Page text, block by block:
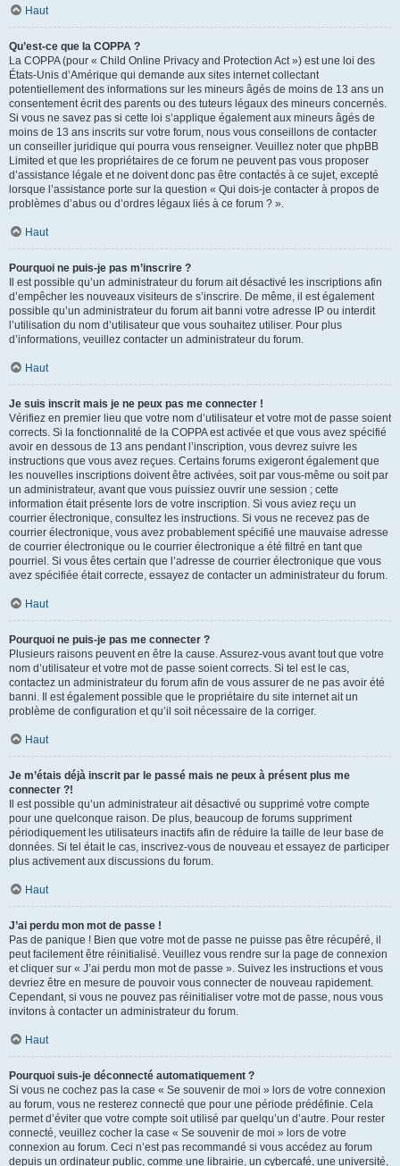
Haut
Qu’est-ce que la COPPA ?
La COPPA (pour « Child Online Privacy and Protection Act ») est une loi des
États-Unis d’Amérique qui demande aux sites internet collectant
potentiellement des informations sur les mineurs âgés de moins de 13 ans un
consentement écrit des parents ou des tuteurs légaux des mineurs concernés.
Si vous ne savez pas si cette loi s’applique également aux mineurs âgés de
moins de 13 ans inscrits sur votre forum, nous vous conseillons de contacter
un conseiller juridique qui pourra vous renseigner. Veuillez noter que phpBB
Limited et que les propriétaires de ce forum ne peuvent pas vous proposer
d’assistance légale et ne doivent donc pas être contactés à ce sujet, excepté
lorsque l’assistance porte sur la question « Qui dois-je contacter à propos de
problèmes d’abus ou d’ordres légaux liés à ce forum ? ».
Haut
Pourquoi ne puis-je pas m’inscrire ?
Il est possible qu’un administrateur du forum ait désactivé les inscriptions afin
d’empêcher les nouveaux visiteurs de s’inscrire. De même, il est également
possible qu’un administrateur du forum ait banni votre adresse IP ou interdit
l’utilisation du nom d’utilisateur que vous souhaitez utiliser. Pour plus
d’informations, veuillez contacter un administrateur du forum.
Haut
Je suis inscrit mais je ne peux pas me connecter !
Vérifiez en premier lieu que votre nom d’utilisateur et votre mot de passe soient
corrects. Si la fonctionnalité de la COPPA est activée et que vous avez spécifié
avoir en dessous de 13 ans pendant l’inscription, vous devrez suivre les
instructions que vous avez reçues. Certains forums exigeront également que
les nouvelles inscriptions doivent être activées, soit par vous-même ou soit par
un administrateur, avant que vous puissiez ouvrir une session ; cette
information était présente lors de votre inscription. Si vous aviez reçu un
courrier électronique, consultez les instructions. Si vous ne recevez pas de
courrier électronique, vous avez probablement spécifié une mauvaise adresse
de courrier électronique ou le courrier électronique a été filtré en tant que
pourriel. Si vous êtes certain que l’adresse de courrier électronique que vous
avez spécifiée était correcte, essayez de contacter un administrateur du forum.
Haut
Pourquoi ne puis-je pas me connecter ?
Plusieurs raisons peuvent en être la cause. Assurez-vous avant tout que votre
nom d’utilisateur et votre mot de passe soient corrects. Si tel est le cas,
contactez un administrateur du forum afin de vous assurer de ne pas avoir été
banni. Il est également possible que le propriétaire du site internet ait un
problème de configuration et qu’il soit nécessaire de la corriger.
Haut
Je m’étais déjà inscrit par le passé mais ne peux à présent plus me
connecter ?!
Il est possible qu’un administrateur ait désactivé ou supprimé votre compte
pour une quelconque raison. De plus, beaucoup de forums suppriment
périodiquement les utilisateurs inactifs afin de réduire la taille de leur base de
données. Si tel était le cas, inscrivez-vous de nouveau et essayez de participer
plus activement aux discussions du forum.
Haut
J’ai perdu mon mot de passe !
Pas de panique ! Bien que votre mot de passe ne puisse pas être récupéré, il
peut facilement être réinitialisé. Veuillez vous rendre sur la page de connexion
et cliquer sur « J’ai perdu mon mot de passe ». Suivez les instructions et vous
devriez être en mesure de pouvoir vous connecter de nouveau rapidement.
Cependant, si vous ne pouvez pas réinitialiser votre mot de passe, nous vous
invitons à contacter un administrateur du forum.
Haut
Pourquoi suis-je déconnecté automatiquement ?
Si vous ne cochez pas la case « Se souvenir de moi » lors de votre connexion
au forum, vous ne resterez connecté que pour une période prédéfinie. Cela
permet d’éviter que votre compte soit utilisé par quelqu’un d’autre. Pour rester
connecté, veuillez cocher la case « Se souvenir de moi » lors de votre
connexion au forum. Ceci n’est pas recommandé si vous accédez au forum
depuis un ordinateur public, comme une librairie, un cybercafé, une université,